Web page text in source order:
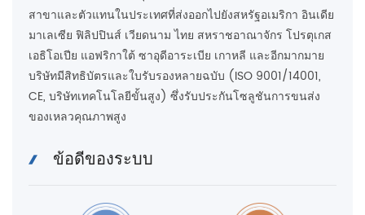
สาขาและตัวแทนในประเทศที่ส่งออกไปยังสหรัฐอเมริกา อินเดีย
มาเลเซีย ฟิลิปปินส์ เวียดนาม ไทย สหราชอาณาจักร โปรตุเกส
เอธิโอเปีย แอฟริกาใต้ ซาอุดีอาระเบีย เกาหลี และอีกมากมาย
บริษัทมีสิทธิบัตรและใบรับรองหลายฉบับ (ISO 9001/14001,
CE, บริษัทเทคโนโลยีขั้นสูง) ซึ่งรับประกันโซลูชันการขนส่ง
ของเหลวคุณภาพสูง
ข้อดีของระบบ